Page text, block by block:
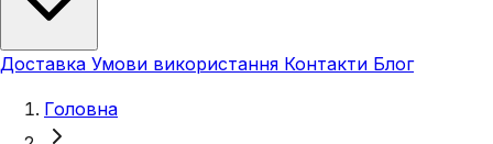
Доставка Умови використання Контакти Блог
Головна